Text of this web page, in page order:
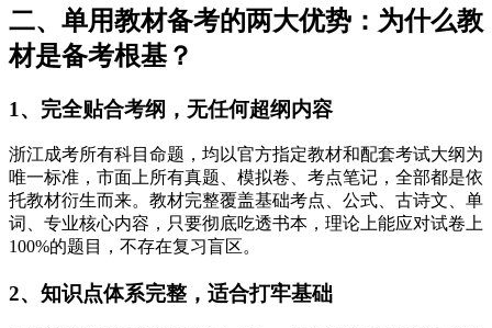
二、单用教材备考的两大优势：为什么教
材是备考根基？
1、完全贴合考纲，无任何超纲内容
浙江成考所有科目命题，均以官方指定教材和配套考试大纲为
唯一标准，市面上所有真题、模拟卷、考点笔记，全部都是依
托教材衍生而来。教材完整覆盖基础考点、公式、古诗文、单
词、专业核心内容，只要彻底吃透书本，理论上能应对试卷上
100%的题目，不存在复习盲区。
2、知识点体系完整，适合打牢基础